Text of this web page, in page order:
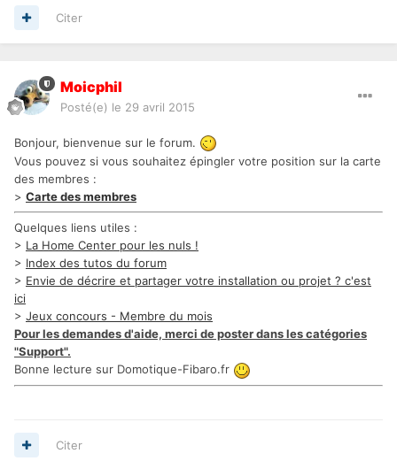
Citer
Moicphil
Posté(e) le 29 avril 2015
Bonjour, bienvenue sur le forum.
Vous pouvez si vous souhaitez épingler votre position sur la carte
des membres :
> Carte des membres
Quelques liens utiles :
> La Home Center pour les nuls !
> Index des tutos du forum
> Envie de décrire et partager votre installation ou projet ? c'est
ici
> Jeux concours - Membre du mois
Pour les demandes d'aide, merci de poster dans les catégories
"Support".
Bonne lecture sur Domotique-Fibaro.fr
Citer